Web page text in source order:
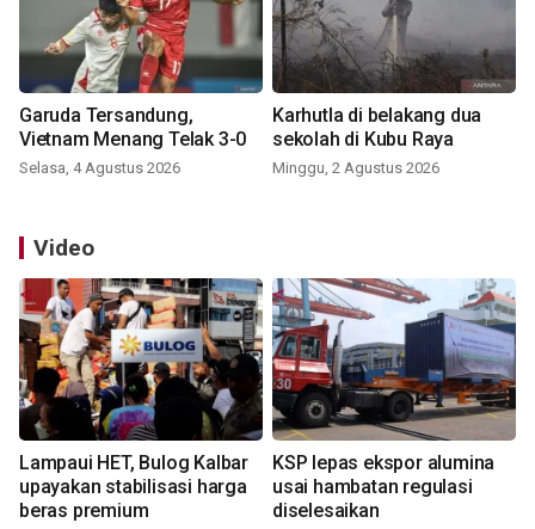
Garuda Tersandung,
Vietnam Menang Telak 3-0
Selasa, 4 Agustus 2026
Karhutla di belakang dua
sekolah di Kubu Raya
Minggu, 2 Agustus 2026
Video
Lampaui HET, Bulog Kalbar
upayakan stabilisasi harga
beras premium
KSP lepas ekspor alumina
usai hambatan regulasi
diselesaikan